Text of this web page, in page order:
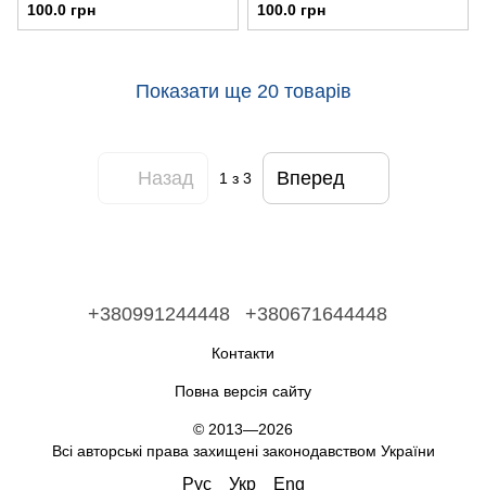
100.0 грн 100.0 грн
Показати ще 20 товарів
Назад 1з 3 Вперед
+380991244448 +380671644448
Контакти
Повна версія сайту
© 2013—2026
Всі авторські права захищені законодавством України
Рус Укр Eng